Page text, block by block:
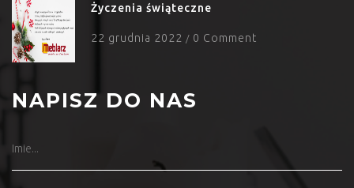
Życzenia świąteczne
22 grudnia 2022 / 0 Comment
NAPISZ DO NAS